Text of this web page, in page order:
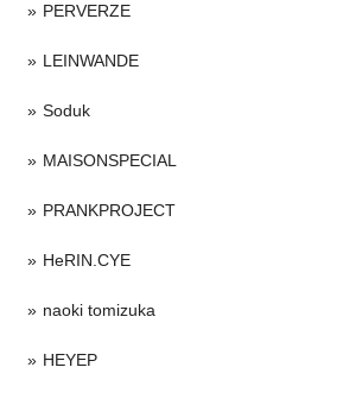
PERVERZE
LEINWANDE
Soduk
MAISONSPECIAL
PRANKPROJECT
HeRIN.CYE
naoki tomizuka
HEYEP